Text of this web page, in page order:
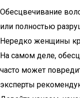
Обесцвечивание
или полностью
Нередко женщины
На самом деле,
часто может
эксперты